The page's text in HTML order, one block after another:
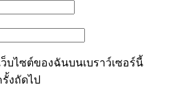
บไซต์ของฉันบนเบราว์เซอร์นี้
งถัดไป